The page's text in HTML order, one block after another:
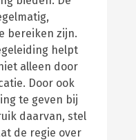
bereiken zijn.
helpt
alleen door
Door ook
te geven bij
daarvan, stel
de regie over